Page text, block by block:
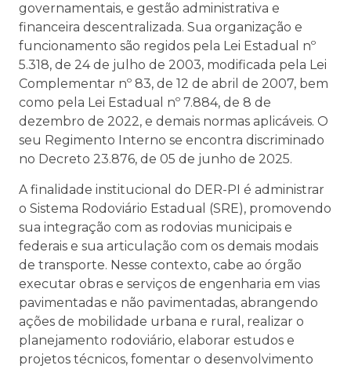
governamentais, e gestão administrativa e
financeira descentralizada. Sua organização e
funcionamento são regidos pela Lei Estadual nº
5.318, de 24 de julho de 2003, modificada pela Lei
Complementar nº 83, de 12 de abril de 2007, bem
como pela Lei Estadual nº 7.884, de 8 de
dezembro de 2022, e demais normas aplicáveis. O
seu Regimento Interno se encontra discriminado
no Decreto 23.876, de 05 de junho de 2025.
A finalidade institucional do DER-PI é administrar
o Sistema Rodoviário Estadual (SRE), promovendo
sua integração com as rodovias municipais e
federais e sua articulação com os demais modais
de transporte. Nesse contexto, cabe ao órgão
executar obras e serviços de engenharia em vias
pavimentadas e não pavimentadas, abrangendo
ações de mobilidade urbana e rural, realizar o
planejamento rodoviário, elaborar estudos e
projetos técnicos, fomentar o desenvolvimento